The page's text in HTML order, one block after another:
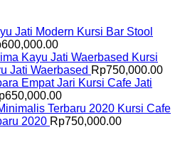
Kursi Bar Stool
600,000.00
Kursi
Jati Waerbased Rp750,000.00
Kursi Cafe Jati
650,000.00
Kursi Cafe
2020 Rp750,000.00